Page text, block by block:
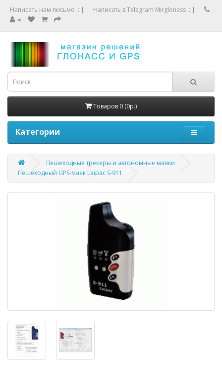
Написать нам письмо .: | Написать в Telegram Mirglonass .: |
Товаров 0 (0р.)
Категории
Пешеходные трекеры и автономные маяки
Пешеходный GPS-маяк Laipac S-911